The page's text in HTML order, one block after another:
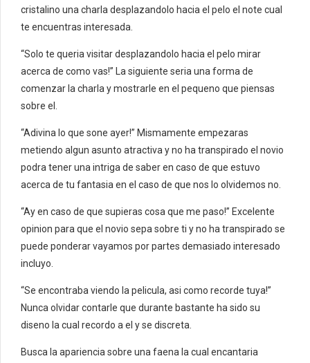
cristalino una charla desplazandolo hacia el pelo el note cual
te encuentras interesada.
“Solo te queria visitar desplazandolo hacia el pelo mirar
acerca de como vas!” La siguiente seria una forma de
comenzar la charla y mostrarle en el pequeno que piensas
sobre el.
“Adivina lo que sone ayer!” Mismamente empezaras
metiendo algun asunto atractiva y no ha transpirado el novio
podra tener una intriga de saber en caso de que estuvo
acerca de tu fantasia en el caso de que nos lo olvidemos no.
“Ay en caso de que supieras cosa que me paso!” Excelente
opinion para que el novio sepa sobre ti y no ha transpirado se
puede ponderar vayamos por partes demasiado interesado
incluyo.
“Se encontraba viendo la pelicula, asi­ como recorde tuya!”
Nunca olvidar contarle que durante bastante ha sido su
diseno la cual recordo a el y se discreta.
Busca la apariencia sobre una faena la cual encantaria